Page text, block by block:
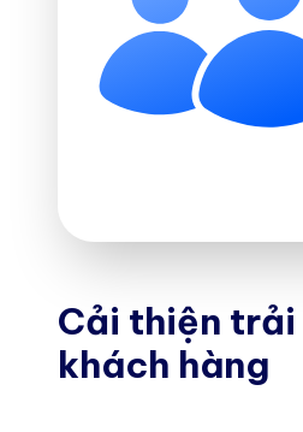
Cải thiện trải
khách hàng